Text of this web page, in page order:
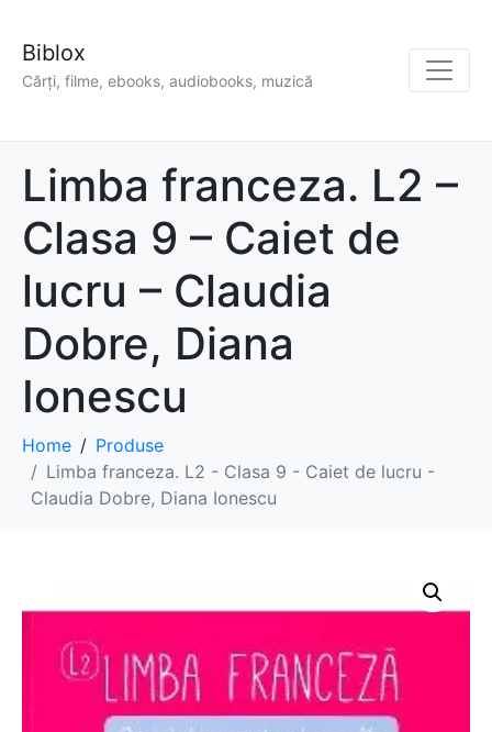
Biblox
Cărți, filme, ebooks, audiobooks, muzică
Limba franceza. L2 –
Clasa 9 – Caiet de
lucru – Claudia
Dobre, Diana
Ionescu
Home
Produse
Limba franceza. L2 - Clasa 9 - Caiet de lucru -
Claudia Dobre, Diana Ionescu